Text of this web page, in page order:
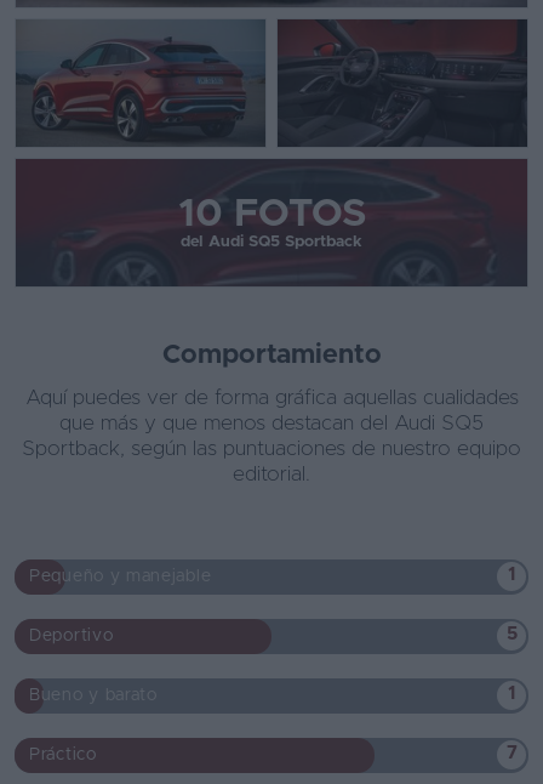
10 FOTOS
del Audi SQ5 Sportback
Comportamiento
Aquí puedes ver de forma gráfica aquellas cualidades
que más y que menos destacan del Audi SQ5
Sportback, según las puntuaciones de nuestro equipo
editorial.
Pequeño y manejable 1
Deportivo 5
Bueno y barato 1
Práctico 7